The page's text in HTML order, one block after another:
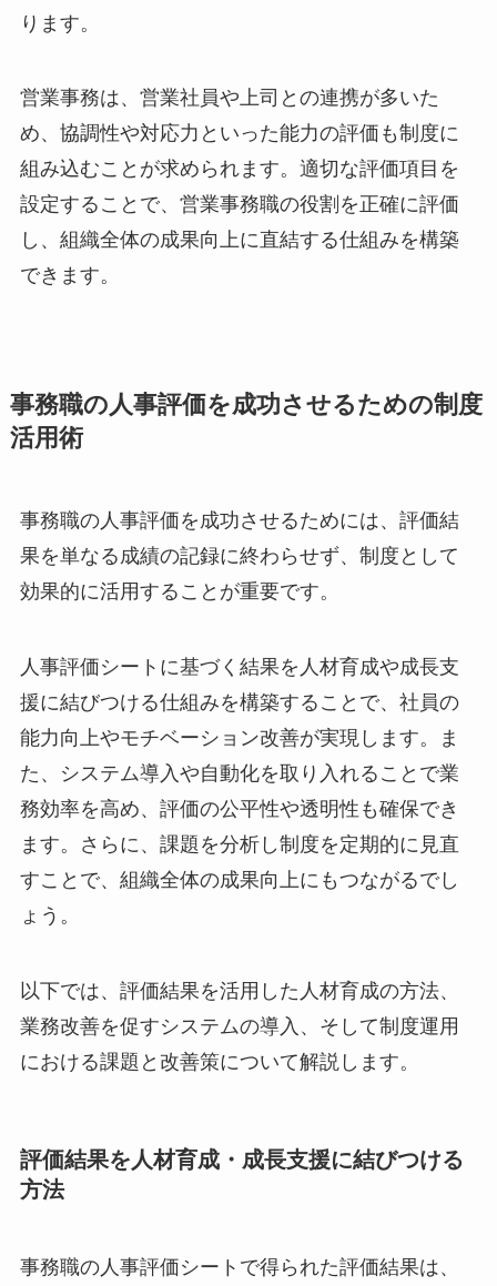
ります。
営業事務は、営業社員や上司との連携が多いた
め、協調性や対応力といった能力の評価も制度に
組み込むことが求められます。適切な評価項目を
設定することで、営業事務職の役割を正確に評価
し、組織全体の成果向上に直結する仕組みを構築
できます。
事務職の人事評価を成功させるための制度
活用術
事務職の人事評価を成功させるためには、評価結
果を単なる成績の記録に終わらせず、制度として
効果的に活用することが重要です。
人事評価シートに基づく結果を人材育成や成長支
援に結びつける仕組みを構築することで、社員の
能力向上やモチベーション改善が実現します。ま
た、システム導入や自動化を取り入れることで業
務効率を高め、評価の公平性や透明性も確保でき
ます。さらに、課題を分析し制度を定期的に見直
すことで、組織全体の成果向上にもつながるでし
ょう。
以下では、評価結果を活用した人材育成の方法、
業務改善を促すシステムの導入、そして制度運用
における課題と改善策について解説します。
評価結果を人材育成・成長支援に結びつける
方法
事務職の人事評価シートで得られた評価結果は、